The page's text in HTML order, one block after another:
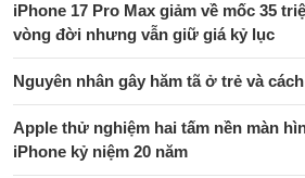
iPhone 17 Pro Max giảm về mốc 35
vòng đời nhưng vẫn giữ giá kỷ lục
Nguyên nhân gây hăm tã ở trẻ và
Apple thử nghiệm hai tấm nền màn
iPhone kỷ niệm 20 năm